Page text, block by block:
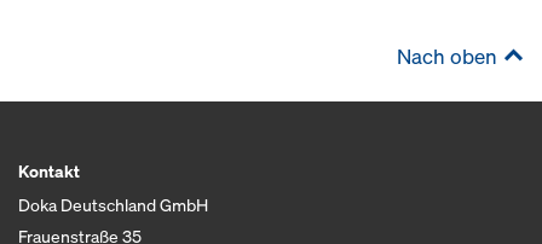
Nach oben
Kontakt
Doka Deutschland GmbH
Frauenstraße 35